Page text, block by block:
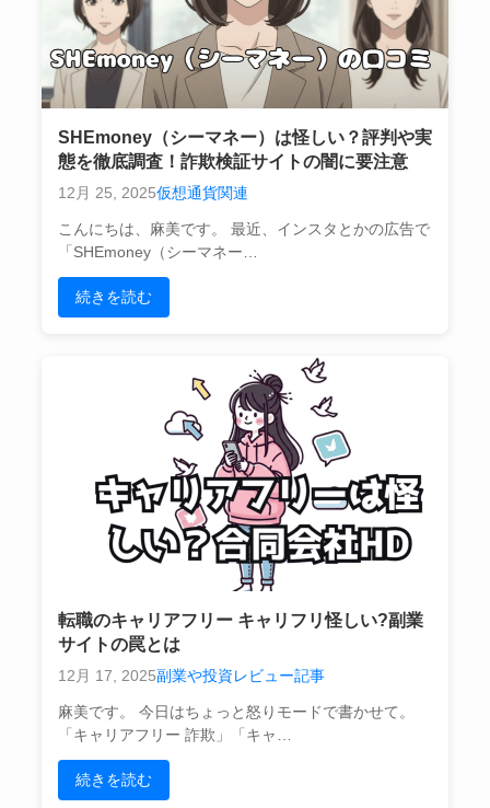
SHEmoney（シーマネー）は怪しい？評判や実
態を徹底調査！詐欺検証サイトの闇に要注意
12月 25, 2025仮想通貨関連
こんにちは、麻美です。 最近、インスタとかの広告で
「SHEmoney（シーマネー…
続きを読む
転職のキャリアフリー キャリフリ怪しい?副業
サイトの罠とは
12月 17, 2025副業や投資レビュー記事
麻美です。 今日はちょっと怒りモードで書かせて。
「キャリアフリー 詐欺」「キャ…
続きを読む